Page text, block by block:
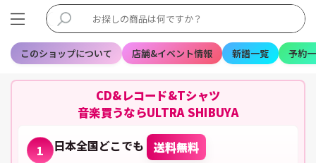
このショップについて 店舗&イベント情報 新譜一覧 予約
CD&レコード&Tシャツ
音楽買うならULTRA SHIBUYA
1 日本全国どこでも 送料無料